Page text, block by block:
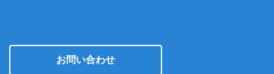
お問い合わせ